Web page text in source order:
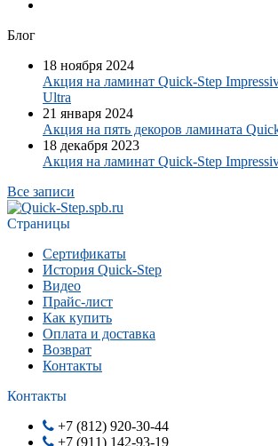
Блог
18 ноября 2024
Акция на ламинат Quick-Step
Ultra
21 января 2024
Акция на пять декоров ламината
18 декабря 2023
Акция на ламинат Quick-Step
Все записи
Страницы
Сертификаты
История Quick-Step
Видео
Прайс-лист
Как купить
Оплата и доставка
Возврат
Контакты
Контакты
+7 (812) 920-30-44
+7 (911) 142-93-19